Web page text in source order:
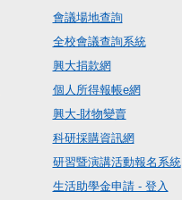
會議場地查詢
全校會議查詢系統
興大捐款網
個人所得報帳e網
興大-財物變賣
科研採購資訊網
研習暨演講活動報名系統
生活助學金申請 - 登入